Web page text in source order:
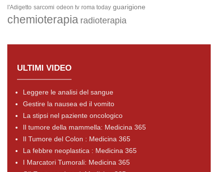
l'Adigetto sarcomi odeon tv roma today guarigione
chemioterapia radioterapia
ULTIMI VIDEO
Leggere le analisi del sangue
Gestire la nausea ed il vomito
La stipsi nel paziente oncologico
Il tumore della mammella: Medicina 365
Il Tumore del Colon : Medicina 365
La febbre neoplastica : Medicina 365
I Marcatori Tumorali: Medicina 365